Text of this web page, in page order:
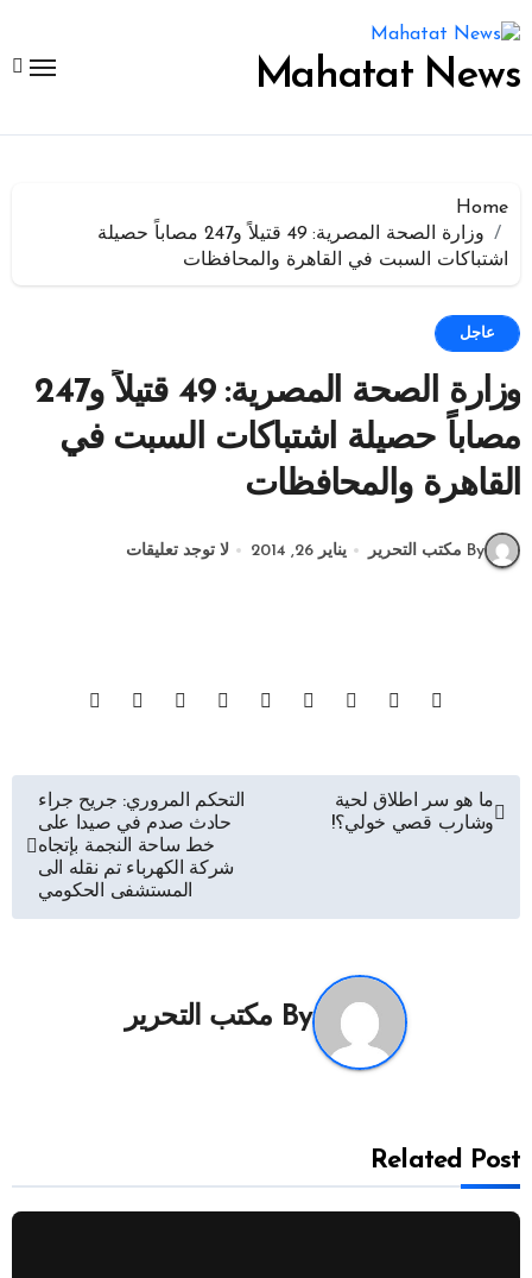
إلى
المحتوى
Mahatat News
Home
وزارة الصحة المصرية: 49 قتيلاً و247 مصاباً حصيلة
اشتباكات السبت في القاهرة والمحافظات
عاجل
وزارة الصحة المصرية: 49 قتيلاً و247
مصاباً حصيلة اشتباكات السبت في
القاهرة والمحافظات
By مكتب التحرير يناير 26, 2014 لا توجد تعليقات
تصفّح
ما هو سر اطلاق لحية
وشارب قصي خولي؟!
التحكم المروري: جريح جراء
حادث صدم في صيدا على
خط ساحة النجمة بإتجاه
شركة الكهرباء تم نقله الى
المستشفى الحكومي
By مكتب التحرير
Related Post